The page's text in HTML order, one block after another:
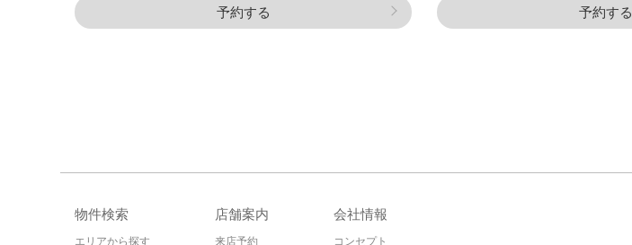
予約する 予約する
物件検索
エリアから探す
店舗案内
来店予約
会社情報
コンセプト